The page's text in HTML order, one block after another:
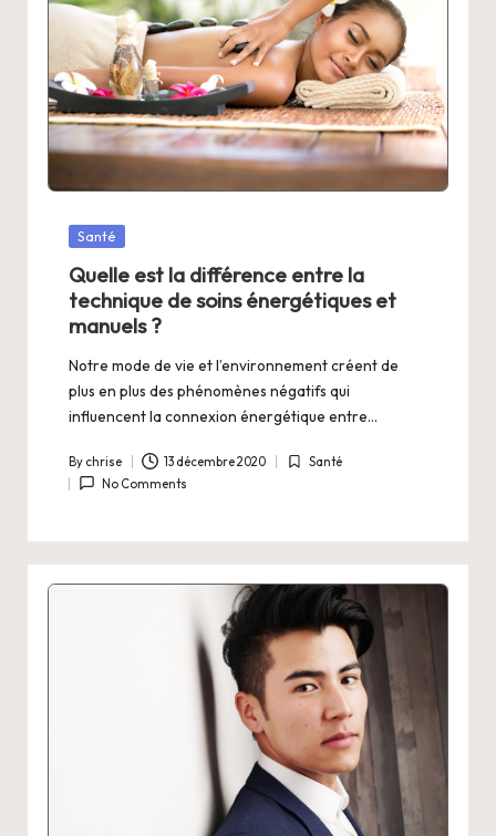
Posted
Santé
Quelle est la différence entre la
technique de soins énergétiques et
manuels ?
Notre mode de vie et l’environnement créent de
plus en plus des phénomènes négatifs qui
influencent la connexion énergétique entre…
Posted
by
By chrise 13 décembre 2020
Posted
Santé
No Comments